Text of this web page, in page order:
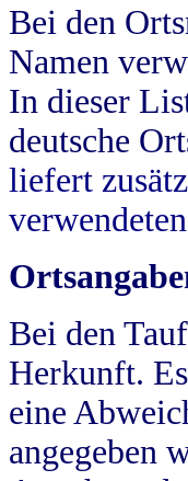
Bei den
Namen
In dieser
deutsche
liefert
Bei den
Herkunft.
eine
angegeben